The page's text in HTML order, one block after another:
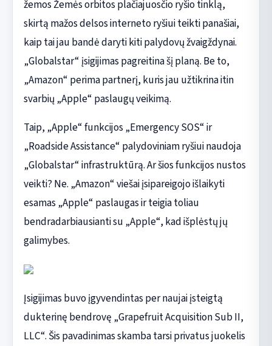
žemos Žemės orbitos plačiajuosčio ryšio tinklą,
skirtą mažos delsos interneto ryšiui teikti panašiai,
kaip tai jau bandė daryti kiti palydovų žvaigždynai.
„Globalstar“ įsigijimas pagreitina šį planą. Be to,
„Amazon“ perima partnerį, kuris jau užtikrina itin
svarbių „Apple“ paslaugų veikimą.
Taip, „Apple“ funkcijos „Emergency SOS“ ir
„Roadside Assistance“ palydoviniam ryšiui naudoja
„Globalstar“ infrastruktūrą. Ar šios funkcijos nustos
veikti? Ne. „Amazon“ viešai įsipareigojo išlaikyti
esamas „Apple“ paslaugas ir teigia toliau
bendradarbiausianti su „Apple“, kad išplėstų jų
galimybes.
Įsigijimas buvo įgyvendintas per naujai įsteigtą
dukterinę bendrovę „Grapefruit Acquisition Sub II,
LLC“. Šis pavadinimas skamba tarsi privatus juokelis